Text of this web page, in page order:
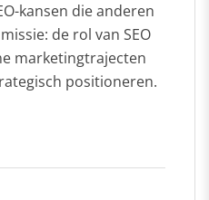
kansen die anderen
de rol van SEO
marketingtrajecten
positioneren.